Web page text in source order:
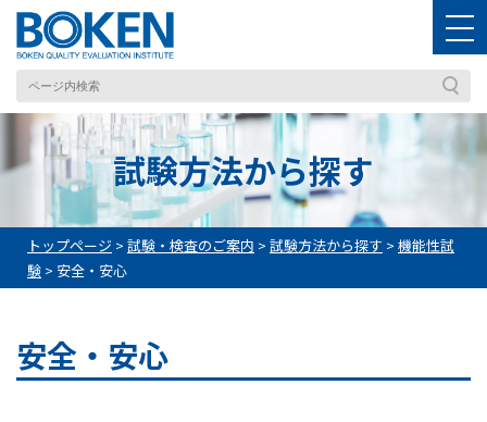
試験方法から探す
トップページ > 試験・検査のご案内 > 試験方法から探す > 機能性試
験 > 安全・安心
安全・安心